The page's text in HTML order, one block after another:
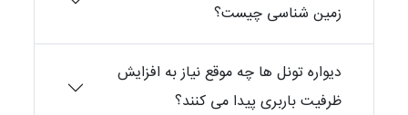
زمین شناسی چیست؟
دیواره تونل ها چه موقع نیاز به افزایش
ظرفیت باربری پیدا می کنند؟